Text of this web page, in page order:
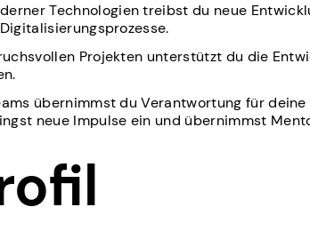
Technologien treibst du neue
Projekten unterstützt du die
übernimmst du Verantwortung für
neue Impulse ein und übernimmst